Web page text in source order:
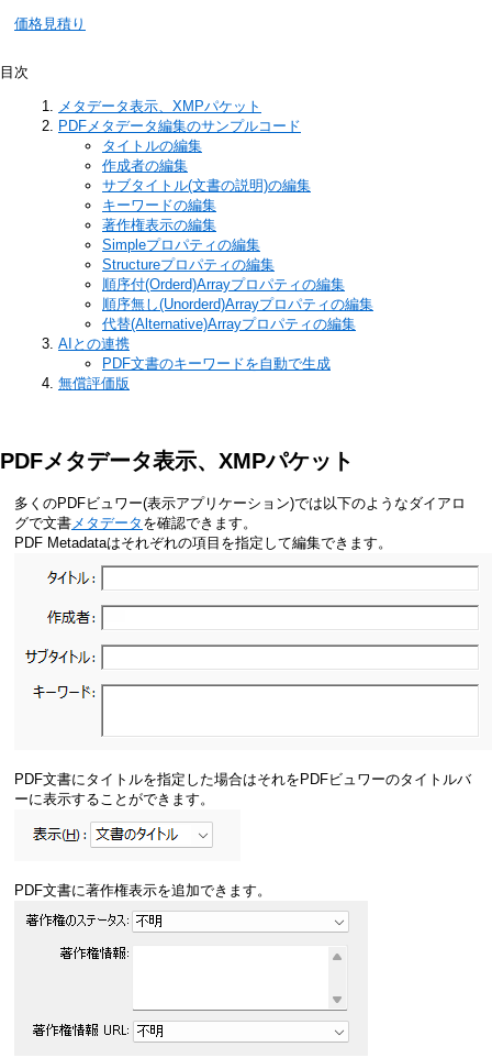
価格見積り
目次
メタデータ表示、XMPパケット
PDFメタデータ編集のサンプルコード
タイトルの編集
作成者の編集
サブタイトル(文書の説明)の編集
キーワードの編集
著作権表示の編集
Simpleプロパティの編集
Structureプロパティの編集
順序付(Orderd)Arrayプロパティの編集
順序無し(Unorderd)Arrayプロパティの編集
代替(Alternative)Arrayプロパティの編集
AIとの連携
PDF文書のキーワードを自動で生成
無償評価版
PDFメタデータ表示、XMPパケット
多くのPDFビュワー(表示アプリケーション)では以下のようなダイアロ
グで文書 メタデータ を確認できます。
PDF Metadataはそれぞれの項目を指定して編集できます。
PDF文書にタイトルを指定した場合はそれをPDFビュワーのタイトルバ
ーに表示することができます。
PDF文書に著作権表示を追加できます。